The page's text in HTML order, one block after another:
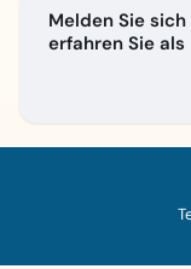
Melden Sie
erfahren Sie